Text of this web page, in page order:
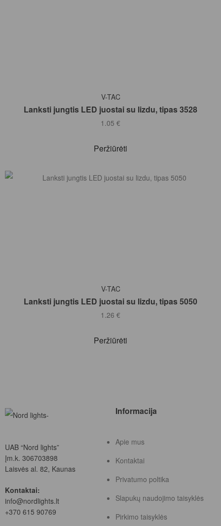
V-TAC
Lanksti jungtis LED juostai su lizdu, tipas 3528
1.05 €
Peržiūrėti
Į KREPŠELĮ
V-TAC
Lanksti jungtis LED juostai su lizdu, tipas 5050
1.26 €
Peržiūrėti
UAB “Nord lights”
Įm.k. 306703898
Laisvės al. 82, Kaunas
Kontaktai:
info@nordlights.lt
+370 615 90769
Informacija
Apie mus
Kontaktai
Privatumo poltika
Slapukų naudojimo taisyklės
Pirkimo taisyklės